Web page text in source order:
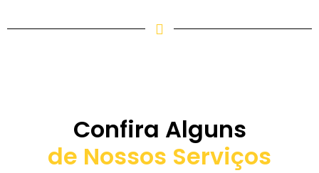
Confira Alguns
de Nossos Serviços